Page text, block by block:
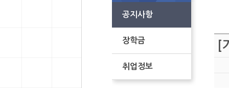
공지사항
장학금
취업정보
[